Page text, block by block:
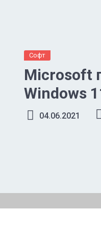
Софт
Microsoft
Windows
04.06.2021